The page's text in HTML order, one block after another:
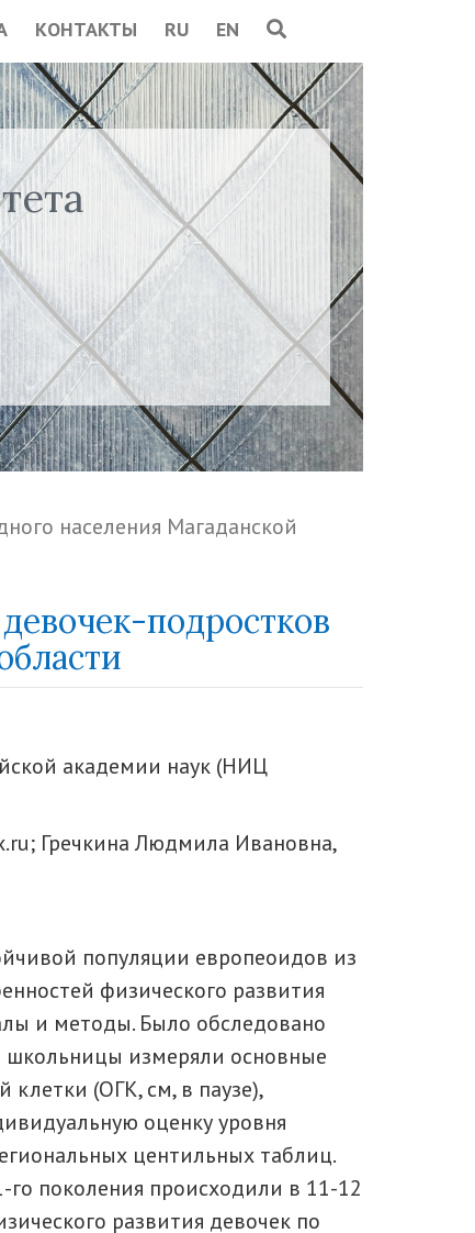
КОНТАКТЫ RU EN
населения Магаданской
подростков
академии наук (НИЦ
Гречкина Людмила Ивановна,
популяции европеоидов из
физического развития
и методы. Было обследовано
школьницы измеряли основные
(ОГК, см, в паузе),
оценку уровня
центильных таблиц.
поколения происходили в 11-12
развития девочек по